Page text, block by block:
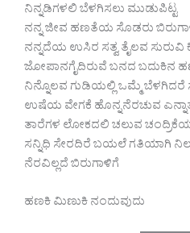
ನಿನ್ನಡಿಗಳಲಿ ಬೆಳಗಿಸಲು ಮುಡುಪಿಟ್ಟ
ನನ್ನ ಜೀವ ಹಣತೆಯ ಸೊಡರು
ನನ್ನದೆಯ ಉಸಿರ ಸತ್ವ ತೈಲವ ಸುರುವಿ
ಜೋಪಾನಗೈದಿರುವೆ ಬನದ ಬದುಕಿನ
ನಿನ್ನೊಲವ ಗುಡಿಯಲ್ಲಿ ಒಮ್ಮೆ ಬೆಳಗಿದರೆ
ಉಷೆಯ ವೇಗಕೆ ಹೊನ್ನನೆರಚುವ
ತಾರೆಗಳ ಲೋಕದಲಿ ಚಲುವ
ಸನ್ನಿಧಿ ಸೇರದಿರೆ ಬಯಲೆ ಗತಿಯಾಗಿ
ನೆರವಿಲ್ಲದೆ ಬಿರುಗಾಳಿಗೆ
ಹಣಕಿ ಮಿಣುಕಿ ನಂದುವುದು